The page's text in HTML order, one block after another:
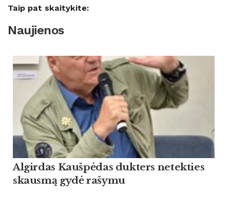
Taip pat skaitykite:
Naujienos
Algirdas Kaušpėdas dukters netekties
skausmą gydė rašymu